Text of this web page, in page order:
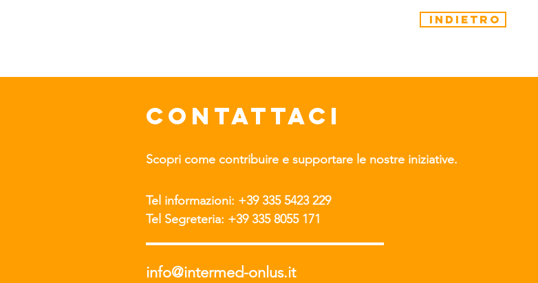
indietro
CONTATTACI
Scopri come contribuire e supportare le nostre iniziative.
Tel informazioni: +39 335 5423 229
Tel Segreteria: +39 335 8055 171
info@intermed-onlus.it